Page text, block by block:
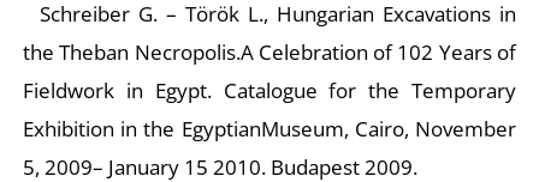
Schreiber G. – Török L., Hungarian Excavations in
the Theban Necropolis.A Celebration of 102 Years of
Fieldwork in Egypt. Catalogue for the Temporary
Exhibition in the EgyptianMuseum, Cairo, November
5, 2009– January 15 2010. Budapest 2009.